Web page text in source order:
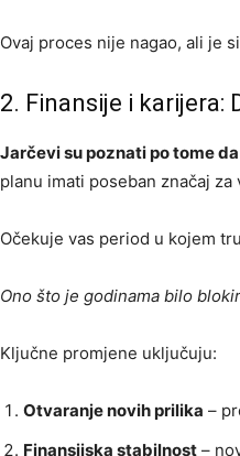
Ovaj proces nije nagao, ali je
2. Finansije i karijera:
Jarčevi su poznati po tome
planu imati poseban značaj za
Očekuje vas period u kojem
Ono što je godinama bilo
Ključne promjene uključuju:
Otvaranje novih prilika –
Finansijska stabilnost –